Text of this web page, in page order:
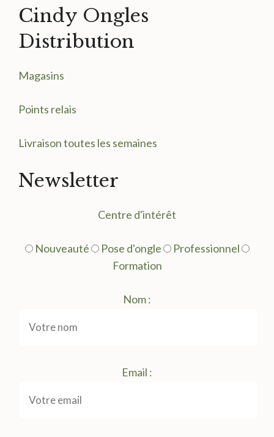
Cindy Ongles
Distribution
Magasins
Points relais
Livraison toutes les semaines
Newsletter
Centre d'intérêt
Nouveauté Pose d'ongle
Professionnel
Formation
Nom :
Email :